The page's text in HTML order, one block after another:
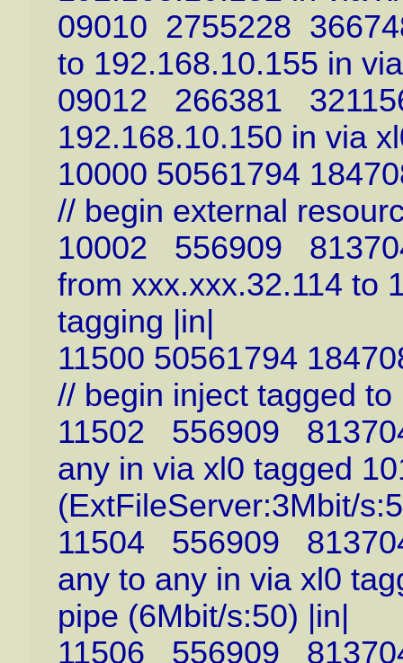
09010 2755228
to 192.168.10.155 in
09012 266381
192.168.10.150 in via
10000 50561794
// begin external
10002 556909
from xxx.xxx.32.114 to
tagging |in|
11500 50561794
// begin inject tagged
11502 556909
any in via xl0 tagged
(ExtFileServer:3Mbit/
11504 556909
any to any in via xl0
pipe (6Mbit/s:50) |in|
11506 556909